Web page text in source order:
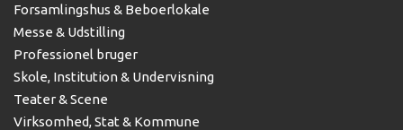
Forsamlingshus & Beboerlokale
Messe & Udstilling
Professionel bruger
Skole, Institution & Undervisning
Teater & Scene
Virksomhed, Stat & Kommune